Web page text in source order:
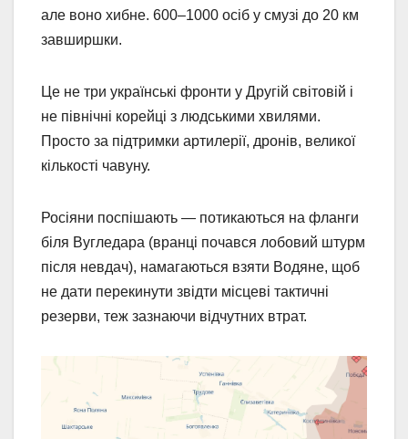
але воно хибне. 600–1000 осіб у смузі до 20 км
завширшки.
Це не три українські фронти у Другій світовій і
не північні корейці з людськими хвилями.
Просто за підтримки артилерії, дронів, великої
кількості чавуну.
Росіяни поспішають — потикаються на фланги
біля Вугледара (вранці почався лобовий штурм
після невдач), намагаються взяти Водяне, щоб
не дати перекинути звідти місцеві тактичні
резерви, теж зазнаючи відчутних втрат.